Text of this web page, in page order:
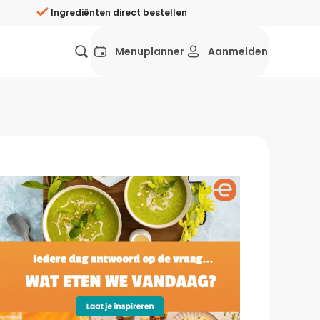
Ingrediënten direct bestellen
Gezonde recepten
Recepten avondeten
Makkelijke recepten
Menuplanner Aanmelden